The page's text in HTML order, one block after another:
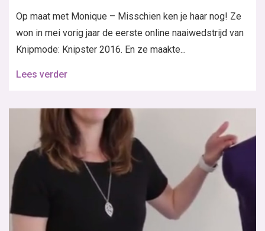
Op maat met Monique – Misschien ken je haar nog! Ze
won in mei vorig jaar de eerste online naaiwedstrijd van
Knipmode: Knipster 2016. En ze maakte...
Lees verder